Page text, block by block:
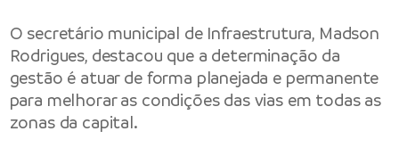
O secretário municipal de Infraestrutura, Madson
Rodrigues, destacou que a determinação da
gestão é atuar de forma planejada e permanente
para melhorar as condições das vias em todas as
zonas da capital.